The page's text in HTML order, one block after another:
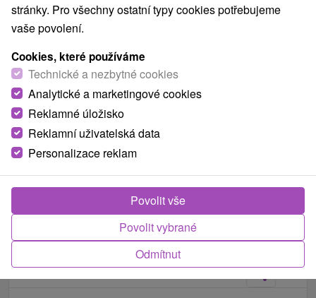
Fotografie od zákazníků +7
stránky. Pro všechny ostatní typy cookies potřebujeme
vaše povolení.
Cookies, které používáme
Technické a nezbytné cookies
Analytické a marketingové cookies
Reklamné úložisko
Reklamní uživatelská data
Personalizace reklam
Odmítnut
Povolit vybrané
Povolit vše